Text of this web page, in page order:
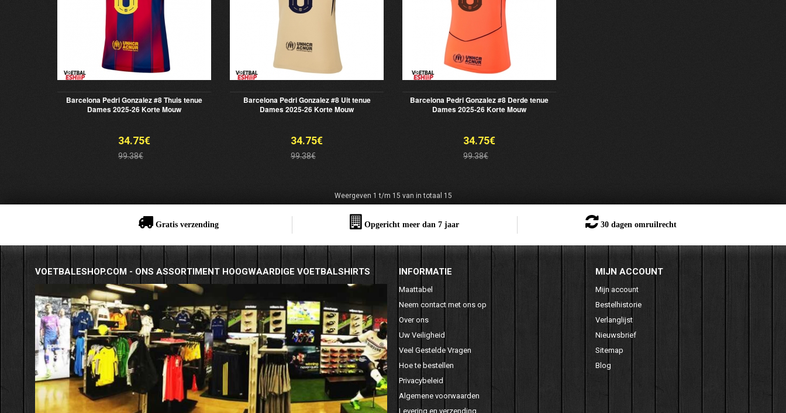
Barcelona Pedri Gonzalez #8 Thuis tenue
Dames 2025-26 Korte Mouw
34.75€
99.38€
Barcelona Pedri Gonzalez #8 Uit tenue
Dames 2025-26 Korte Mouw
34.75€
99.38€
Barcelona Pedri Gonzalez #8 Derde tenue
Dames 2025-26 Korte Mouw
34.75€
99.38€
Weergeven 1 t/m 15 van in totaal 15
Gratis verzending Opgericht meer dan 7 jaar 30 dagen omruilrecht
VOETBALESHOP.COM - ONS ASSORTIMENT HOOGWAARDIGE VOETBALSHIRTS INFORMATIE
Maattabel
Neem contact met ons op
Over ons
Uw Veiligheid
Veel Gestelde Vragen
Hoe te bestellen
Privacybeleid
Algemene voorwaarden
Levering en verzending
MIJN ACCOUNT
Mijn account
Bestelhistorie
Verlanglijst
Nieuwsbrief
Sitemap
Blog